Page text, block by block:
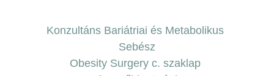
Konzultáns Bariátriai és Metabolikus
Sebész
Obesity Surgery c. szaklap